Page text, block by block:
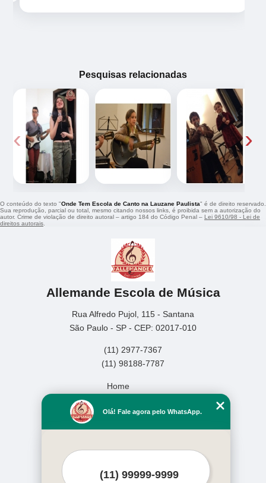
Pesquisas relacionadas
‹ ›
O conteúdo do texto "Onde Tem Escola de Canto na Lauzane Paulista" é de direito reservado.
Sua reprodução, parcial ou total, mesmo citando nossos links, é proibida sem a autorização do
autor. Crime de violação de direito autoral – artigo 184 do Código Penal – Lei 9610/98 - Lei de
direitos autorais.
Allemande Escola de Música
Rua Alfredo Pujol, 115 - Santana
São Paulo - SP - CEP: 02017-010
(11) 2977-7367
(11) 98188-7787
Home
Missão
Olá! Fale agora pelo WhatsApp.